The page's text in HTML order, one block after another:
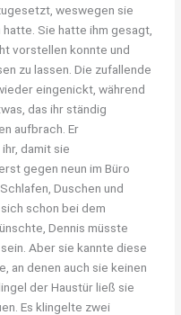
weswegen sie
Sie hatte ihm gesagt,
vorstellen konnte und
zu lassen. Die zufallende
eingenickt, während
das ihr ständig
aufbrach. Er
damit sie
gegen neun im Büro
Duschen und
schon bei dem
Dennis müsste
Aber sie kannte diese
an denen auch sie keinen
der Haustür ließ sie
Es klingelte zwei